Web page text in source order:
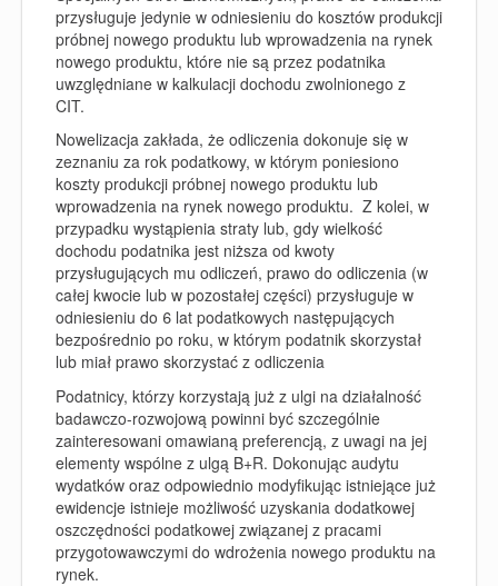
przysługuje jedynie w odniesieniu do kosztów produkcji
próbnej nowego produktu lub wprowadzenia na rynek
nowego produktu, które nie są przez podatnika
uwzględniane w kalkulacji dochodu zwolnionego z
CIT.
Nowelizacja zakłada, że odliczenia dokonuje się w
zeznaniu za rok podatkowy, w którym poniesiono
koszty produkcji próbnej nowego produktu lub
wprowadzenia na rynek nowego produktu. Z kolei, w
przypadku wystąpienia straty lub, gdy wielkość
dochodu podatnika jest niższa od kwoty
przysługujących mu odliczeń, prawo do odliczenia (w
całej kwocie lub w pozostałej części) przysługuje w
odniesieniu do 6 lat podatkowych następujących
bezpośrednio po roku, w którym podatnik skorzystał
lub miał prawo skorzystać z odliczenia
Podatnicy, którzy korzystają już z ulgi na działalność
badawczo-rozwojową powinni być szczególnie
zainteresowani omawianą preferencją, z uwagi na jej
elementy wspólne z ulgą B+R. Dokonując audytu
wydatków oraz odpowiednio modyfikując istniejące już
ewidencje istnieje możliwość uzyskania dodatkowej
oszczędności podatkowej związanej z pracami
przygotowawczymi do wdrożenia nowego produktu na
rynek.